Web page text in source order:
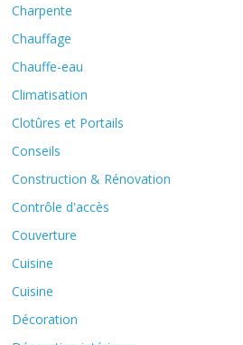
Charpente
Chauffage
Chauffe-eau
Climatisation
Clotûres et Portails
Conseils
Construction & Rénovation
Contrôle d'accès
Couverture
Cuisine
Cuisine
Décoration